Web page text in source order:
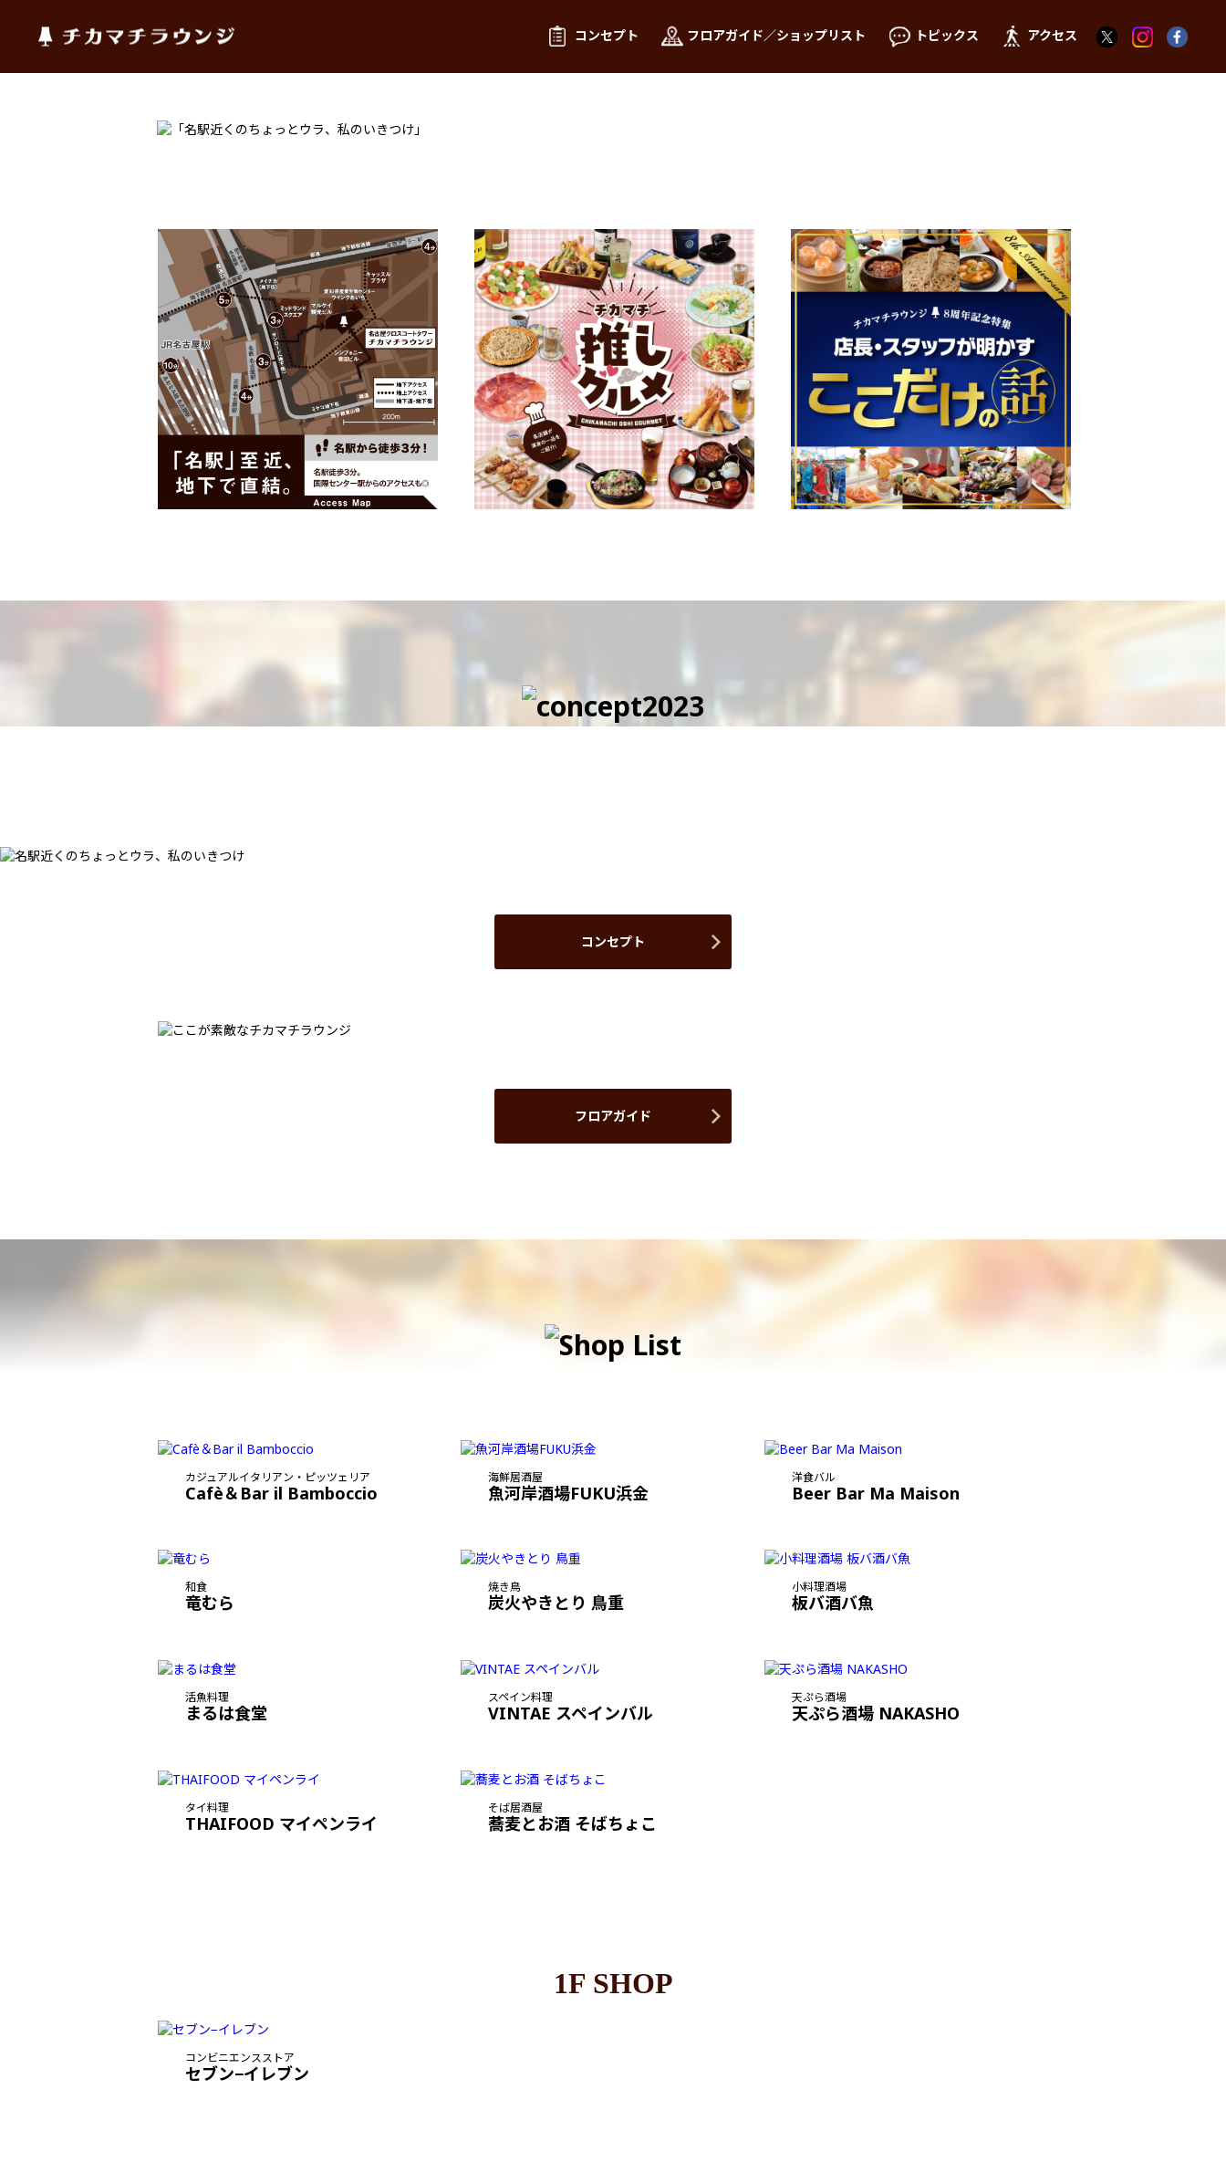
コンセプト フロアガイド／ショップリスト トピックス アクセス
コンセプト
フロアガイド
カジュアルイタリアン・ピッツェリア
Cafè＆Bar il Bamboccio
海鮮居酒屋
魚河岸酒場FUKU浜金
洋食バル
Beer Bar Ma Maison
和食
竜むら
焼き鳥
炭火やきとり 鳥重
小料理酒場
板バ酒バ魚
活魚料理
まるは食堂
スペイン料理
VINTAE スペインバル
天ぷら酒場
天ぷら酒場 NAKASHO
タイ料理
THAIFOOD マイペンライ
そば居酒屋
蕎麦とお酒 そばちょこ
1F SHOP
コンビニエンスストア
セブン−イレブン